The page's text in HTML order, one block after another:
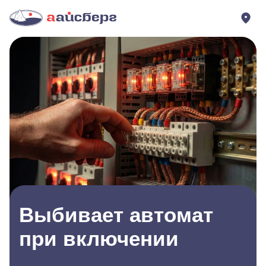
Выбивает автомат
при включении